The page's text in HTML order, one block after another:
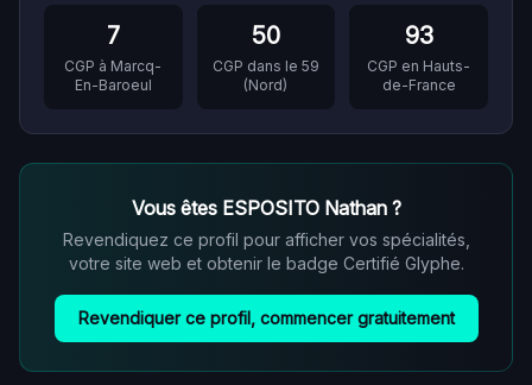
7
CGP à Marcq-
En-Baroeul
50
CGP dans le 59
(Nord)
93
CGP en Hauts-
de-France
Vous êtes ESPOSITO Nathan?
Revendiquez ce profil pour afficher vos spécialités,
votre site web et obtenir le badge Certifié Glyphe.
Revendiquer ce profil, commencer gratuitement